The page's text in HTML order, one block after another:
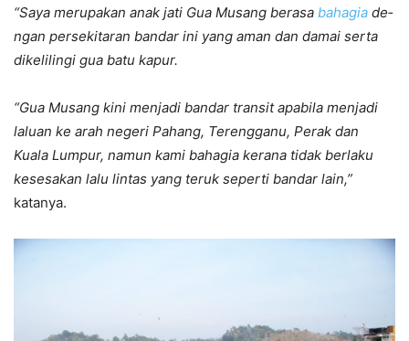
“Saya merupakan anak jati Gua Musang berasa bahagia de­
ngan persekitaran bandar ini yang aman dan damai serta
dikelilingi gua batu kapur.
“Gua Musang kini menjadi bandar transit apabila menjadi
laluan ke arah negeri Pahang, Terengganu, Perak dan
Kuala Lumpur, namun kami bahagia kerana tidak berlaku
kesesakan lalu lintas yang teruk seperti bandar lain,”
katanya.